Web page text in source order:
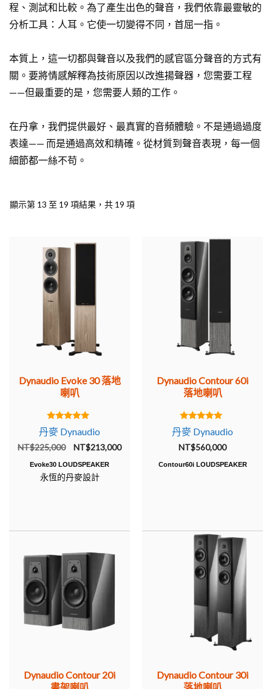
程、測試和比較。為了產生出色的聲音，我們依靠最靈敏的
分析工具：人耳。它使一切變得不同，首屈一指。
本質上，這一切都與聲音以及我們的感官區分聲音的方式有
關。要將情感解釋為技術原因以改進揚聲器，您需要工程
——但最重要的是，您需要人類的工作。
在丹拿，我們提供最好、最真實的音頻體驗。不是通過過度
表達—— 而是通過高效和精確。從材質到聲音表現，每一個
細節都一絲不苟。
顯示第 13 至 19 項結果，共 19 項
Dynaudio Evoke 30 落地
喇叭
5.00
out of 5
丹麥 Dynaudio
NT$225,000
原
始
價
NT$213,000目
Evoke30 LOUDSPEAKER
永恆的丹麥設計
Dynaudio Contour 60i
落地喇叭
5.00
out of 5
丹麥 Dynaudio
NT$560,000
Contour60i LOUDSPEAKER
Dynaudio Contour 20i
書架喇叭
Dynaudio Contour 30i
落地喇叭